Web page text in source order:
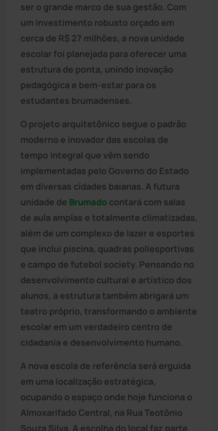
ser o grande marco de sua gestão. Com
um investimento robusto orçado em
cerca de R$ 27 milhões, a nova unidade
escolar foi planejada para oferecer uma
estrutura de ponta, unindo inovação
pedagógica e bem-estar para os
estudantes brumadenses.
O projeto arquitetônico segue o padrão
moderno e inovador das escolas de
tempo integral que vêm sendo
implementadas pelo Governo do Estado
em diversas cidades baianas. A futura
unidade de Brumado contará com salas
de aula amplas e totalmente climatizadas,
além de um complexo de lazer e esportes
que inclui piscina, quadras poliesportivas
e campo de futebol society. Pensando no
desenvolvimento cultural e artístico dos
alunos, a estrutura também abrigará um
teatro próprio, transformando o ambiente
escolar em um verdadeiro centro de
cidadania e desenvolvimento humano.
A nova escola de referência será erguida
em uma localização estratégica,
ocupando o espaço onde hoje funciona o
Almoxarifado Central, na Rua Teotônio
Souza Silva. A escolha do local faz parte